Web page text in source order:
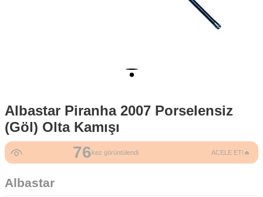
Albastar Piranha 2007 Porselensiz
(Göl) Olta Kamışı
76kez görüntülendi ACELE ET!🔥
Albastar